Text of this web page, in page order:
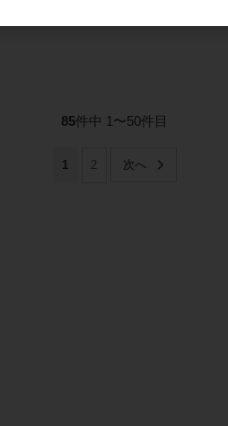
85件中 1〜50件目
1 2